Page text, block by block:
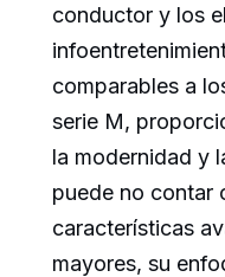
conductor y los
comparables a
serie M,
la modernidad y
puede no contar
características
mayores, su